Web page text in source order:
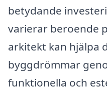
betydande
varierar beroende
arkitekt kan hjälpa
byggdrömmar
funktionella och